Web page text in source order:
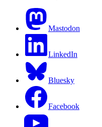
Mastodon
LinkedIn
Bluesky
Facebook